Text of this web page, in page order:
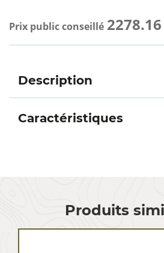
Prix public conseillé
Description
Caractéristiques
Produits